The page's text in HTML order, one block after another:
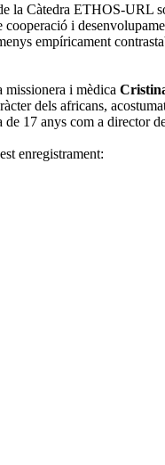
la Càtedra ETHOS-URL
i
empíricament
missionera i mèdica
dels africans,
de 17 anys com a director
enregistrament: